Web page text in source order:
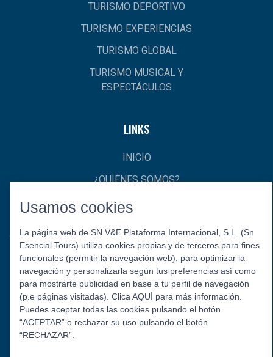
TURISMO DEPORTIVO
TURISMO EXPERIENCIAS
TURISMO GLOBAL
TURISMO MUSICAL Y
ESPECTÁCULOS
LINKS
INICIO
¿QUIÉNES SOMOS?
CONTACTO
Política de Privacidad Aviso LegalPolítica de Cookies
© 2026 Esencial Tours.
Usamos cookies
La página web de SN V&E Plataforma Internacional, S.L. (Sn
Esencial Tours) utiliza cookies propias y de terceros para fines
funcionales (permitir la navegación web), para optimizar la
navegación y personalizarla según tus preferencias así como
para mostrarte publicidad en base a tu perfil de navegación
(p.e páginas visitadas). Clica AQUÍ para más información.
Puedes aceptar todas las cookies pulsando el botón
“ACEPTAR” o rechazar su uso pulsando el botón
“RECHAZAR”.